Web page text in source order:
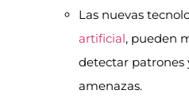
Las nuevas
artificial, pueden
detectar patrones
amenazas.